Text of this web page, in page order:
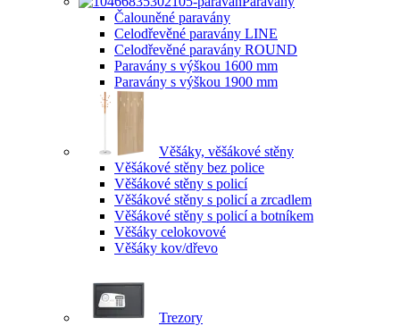
Čalouněné paravány
Celodřevěné paravány LINE
Celodřevěné paravány ROUND
Paravány s výškou 1600 mm
Paravány s výškou 1900 mm
Věšáky, věšákové stěny
Věšákové stěny bez police
Věšákové stěny s policí
Věšákové stěny s policí a zrcadlem
Věšákové stěny s policí a botníkem
Věšáky celokovové
Věšáky kov/dřevo
Trezory